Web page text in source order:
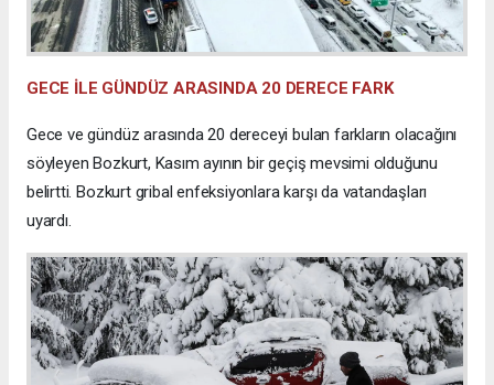
GECE İLE GÜNDÜZ ARASINDA 20 DERECE FARK
Gece ve gündüz arasında 20 dereceyi bulan farkların olacağını
söyleyen Bozkurt, Kasım ayının bir geçiş mevsimi olduğunu
belirtti. Bozkurt gribal enfeksiyonlara karşı da vatandaşları
uyardı.